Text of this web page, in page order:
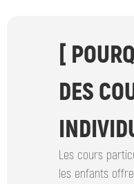
[
DES
Les cours
les enfants